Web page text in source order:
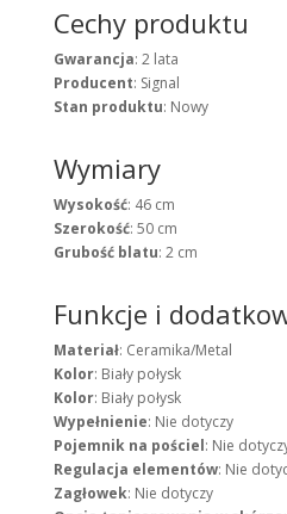
Cechy produktu
Gwarancja: 2 lata
Producent: Signal
Stan produktu: Nowy
Wymiary
Wysokość: 46 cm
Szerokość: 50 cm
Grubość blatu: 2 cm
Funkcje i
Materiał: Ceramika/Metal
Kolor: Biały połysk
Kolor: Biały połysk
Wypełnienie: Nie dotyczy
Pojemnik na pościel: Nie
Regulacja elementów: Nie
Zagłowek: Nie dotyczy